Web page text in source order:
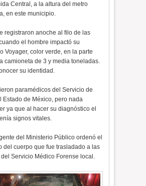
Central, a la altura del metro
en este municipio.
registraron anoche al filo de las
el hombre impactó su
Voyager, color verde, en la parte
camioneta de 3 y media toneladas.
su identidad.
paramédicos del Servicio de
Estado de México, pero nada
ya que al hacer su diagnóstico el
signos vitales.
del Ministerio Público ordenó el
del cuerpo que fue trasladado a las
Servicio Médico Forense local.